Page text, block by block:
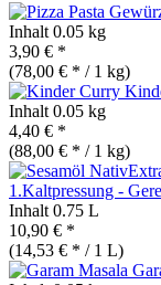
Inhalt 0.05 kg
3,90 € *
(78,00 € * / 1 kg)
Inhalt 0.05 kg
4,40 € *
(88,00 € * / 1 kg)
1.Kaltpressung -
Inhalt 0.75 L
10,90 € *
(14,53 € * / 1 L)